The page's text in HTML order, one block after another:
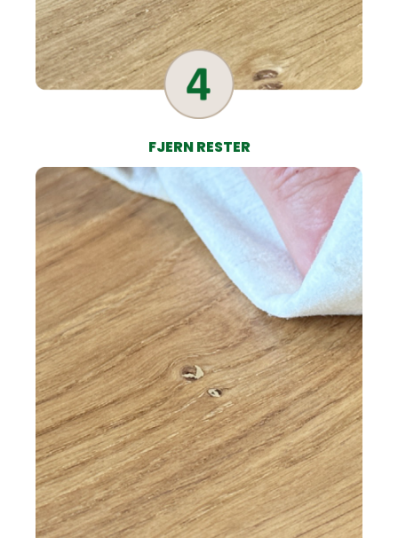
FJERN RESTER